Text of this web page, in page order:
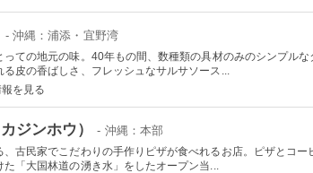
- 沖縄：浦添・宜野湾
っての地元の味。40年もの間、数種類の具材のみのシンプル
る皮の香ばしさ、フレッシュなサルサソース...
を見る
ジンホウ） - 沖縄：本部
、古民家でこだわりの手作りピザが食べれるお店。ピザとコ
た「大国林道の湧き水」をしたオープン当...